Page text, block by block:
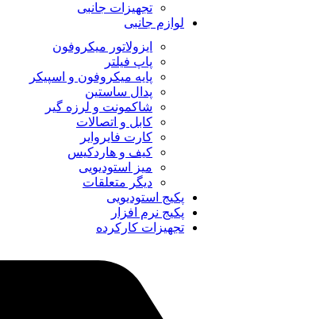
تجهیزات جانبی
لوازم جانبی
ایزولاتور میکروفون
پاپ فیلتر
پایه میکروفون و اسپیکر
پدال ساستین
شاکمونت و لرزه گیر
کابل و اتصالات
کارت فایروایر
کیف و هاردکیس
میز استودیویی
دیگر متعلقات
پکیج استودیویی
پکیج نرم افزار
تجهیزات کارکرده